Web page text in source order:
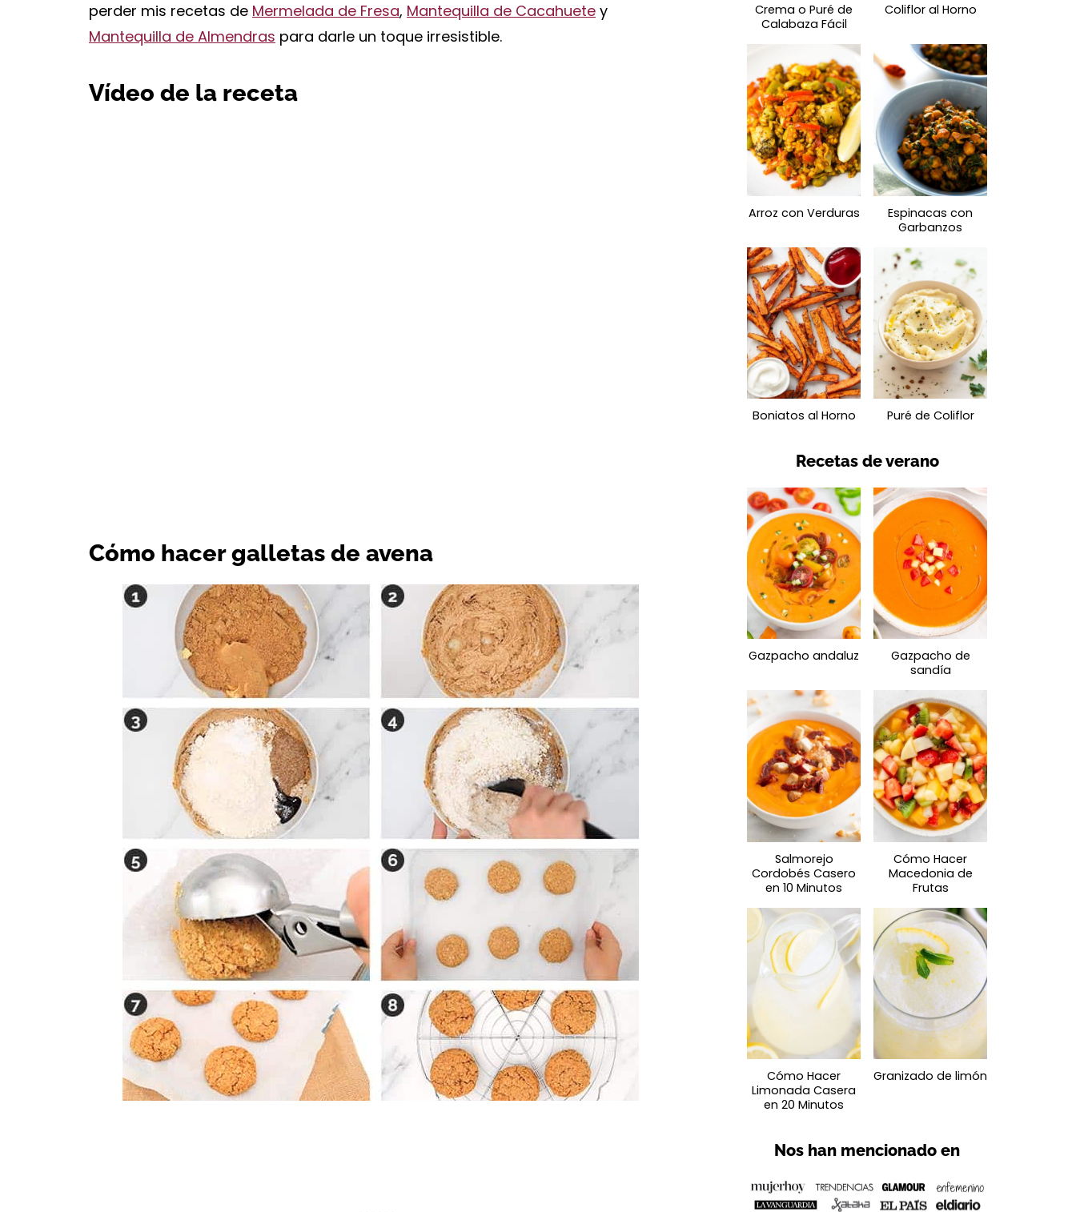
perder mis recetas de Mermelada de Fresa, Mantequilla de Cacahuete y
Mantequilla de Almendras para darle un toque irresistible.
Vídeo de la receta
Cómo hacer galletas de avena
Crema o Puré de
Calabaza Fácil
Coliflor al Horno
Arroz con Verduras
Espinacas con
Garbanzos
Boniatos al Horno Puré de Coliflor
Recetas de verano
Gazpacho andaluz
Gazpacho de
sandía
Salmorejo
Cordobés Casero
en 10 Minutos
Cómo Hacer
Macedonia de
Frutas
Cómo Hacer
Limonada Casera
en 20 Minutos
Granizado de limón
Nos han mencionado en